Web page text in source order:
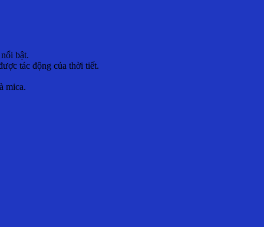
bật.
tác động của thời tiết.
mica.